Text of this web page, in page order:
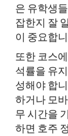
은 유학생
잡한지 잘
이 중요합
또한 코스
석률을 유
성해야 합
하거나 모
무 시간을
하면 호주